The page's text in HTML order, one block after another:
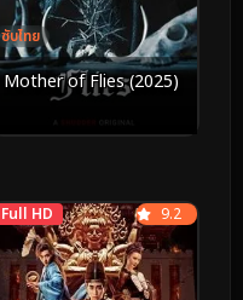
ซับไทย
Mother of Flies (2025)
Full HD 9.2